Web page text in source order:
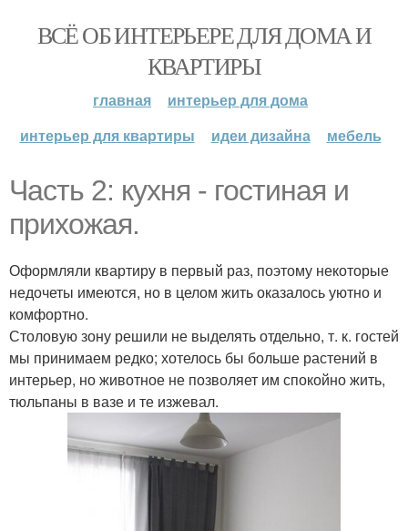
ВСЁ ОБ ИНТЕРЬЕРЕ ДЛЯ ДОМА И
КВАРТИРЫ
главная
интерьер для дома
интерьер для квартиры
идеи дизайна мебель
Часть 2: кухня - гостиная и
прихожая.
Оформляли квартиру в первый раз, поэтому некоторые
недочеты имеются, но в целом жить оказалось уютно и
комфортно.
Столовую зону решили не выделять отдельно, т. к. гостей
мы принимаем редко; хотелось бы больше растений в
интерьер, но животное не позволяет им спокойно жить,
тюльпаны в вазе и те изжевал.